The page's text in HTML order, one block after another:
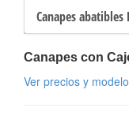
Canapes
Canapes con
Ver precios y